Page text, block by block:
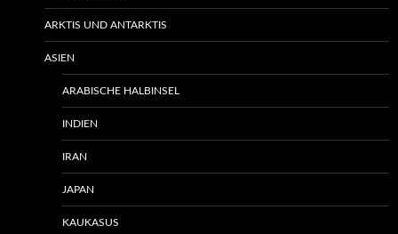
ARKTIS UND ANTARKTIS
ASIEN
ARABISCHE HALBINSEL
INDIEN
IRAN
JAPAN
KAUKASUS